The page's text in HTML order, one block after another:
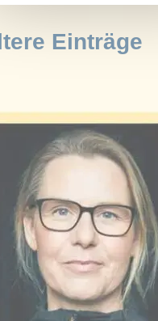
Einträge